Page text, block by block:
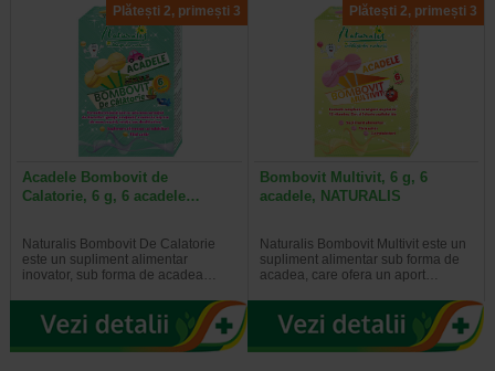
Plătești 2, primești 3
Acadele Bombovit de
Calatorie, 6 g, 6 acadele…
Naturalis Bombovit De Calatorie
este un supliment alimentar
inovator, sub forma de acadea…
Plătești 2, primești 3
Bombovit Multivit, 6 g, 6
acadele, NATURALIS
Naturalis Bombovit Multivit este un
supliment alimentar sub forma de
acadea, care ofera un aport…